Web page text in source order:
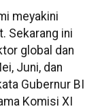
meyakini
Sekarang ini
global dan
Juni, dan
Gubernur BI
Komisi XI